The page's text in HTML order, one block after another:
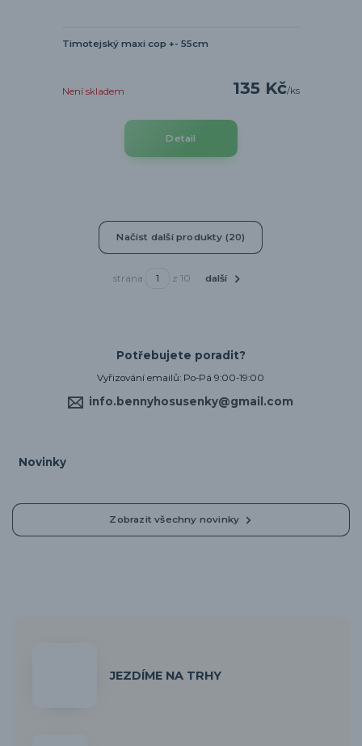
Timotejský maxi cop +- 55cm
135 Kč/ks
Není skladem
Detail
Načíst další produkty (20)
strana z 10 další
Potřebujete poradit?
Vyřizování emailů: Po-Pá 9:00-19:00
info.bennyhosusenky@gmail.com
Novinky
Zobrazit všechny novinky
JEZDÍME NA TRHY